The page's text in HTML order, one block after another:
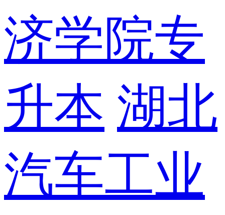
济学院专
升本 湖北
汽车工业